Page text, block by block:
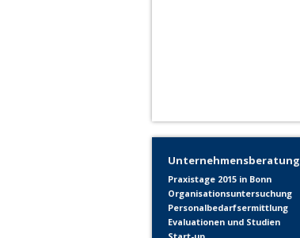
Unternehmensberatung
Praxistage 2015 in Bonn
Organisationsuntersuchung
Personalbedarfsermittlung
Evaluationen und Studien